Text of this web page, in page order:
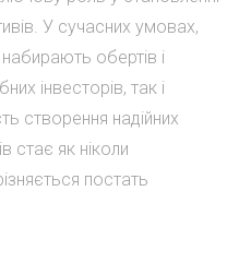
У сучасних умовах,
обертів і
інвесторів, так і
створення надійних
стає як ніколи
постать